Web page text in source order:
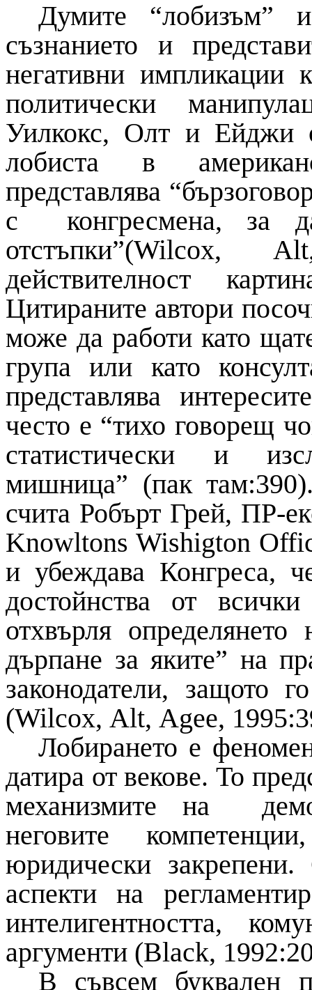
Думите “лобизъм”
съзнанието и
негативни импликации
политически
Уилкокс, Олт и Ейджи
лобиста в
представлява
с конгресмена, за
отстъпки”(Wilcox,Alt
действителност
Цитираните автори
може да работи като
група или като
представлява
често е “тихо говорещ
статистически и
мишница” (пак
счита Робърт Грей, ПР-
Knowltons Wishigton
и убеждава Конгреса,
достойнства от
отхвърля
дърпане за яките” на
законодатели, защото
(Wilcox, Alt, Agee,
Лобирането е
датира от векове. То
механизмите на
неговите
юридически
аспекти на
интелигентността,
аргументи (Black,
В съвсем буквален